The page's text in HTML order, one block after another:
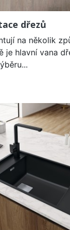
dřezů
na několik
je hlavní vana